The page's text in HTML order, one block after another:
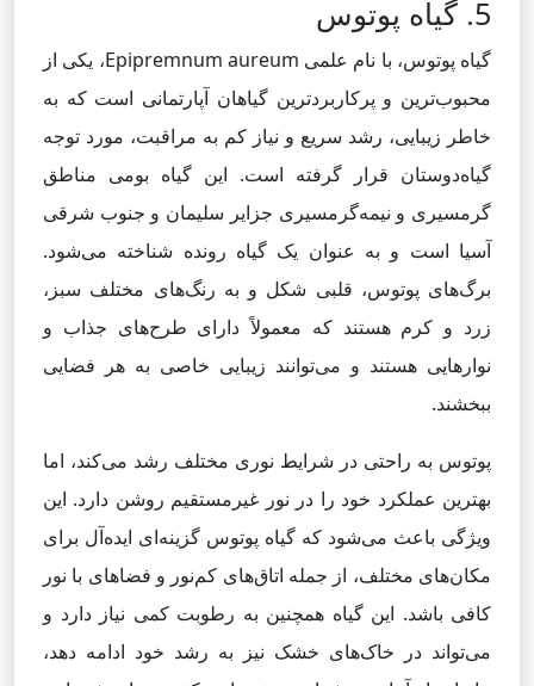
5. گیاه پوتوس
گیاه پوتوس، با نام علمی Epipremnum aureum، یکی از
محبوب‌ترین و پرکاربردترین گیاهان آپارتمانی است که به
خاطر زیبایی، رشد سریع و نیاز کم به مراقبت، مورد توجه
گیاه‌دوستان قرار گرفته است. این گیاه بومی مناطق
گرمسیری و نیمه‌گرمسیری جزایر سلیمان و جنوب شرقی
آسیا است و به عنوان یک گیاه رونده شناخته می‌شود.
برگ‌های پوتوس، قلبی شکل و به رنگ‌های مختلف سبز،
زرد و کرم هستند که معمولاً دارای طرح‌های جذاب و
نوارهایی هستند و می‌توانند زیبایی خاصی به هر فضایی
ببخشند.
پوتوس به راحتی در شرایط نوری مختلف رشد می‌کند، اما
بهترین عملکرد خود را در نور غیرمستقیم روشن دارد. این
ویژگی باعث می‌شود که گیاه پوتوس گزینه‌ای ایده‌آل برای
مکان‌های مختلف، از جمله اتاق‌های کم‌نور و فضاهای با نور
کافی باشد. این گیاه همچنین به رطوبت کمی نیاز دارد و
می‌تواند در خاک‌های خشک نیز به رشد خود ادامه دهد،